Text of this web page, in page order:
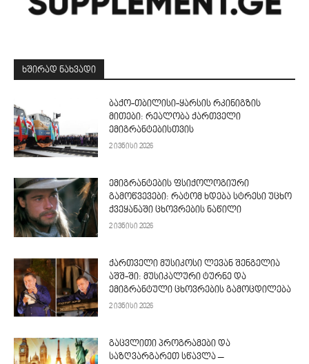
ᲮᲨᲘᲠᲐᲓ ᲜᲐᲮᲕᲐᲓᲘ
ბაქო-თბილისი-ყარსის რკინიგზის
მითები: რეალობა ქართველი
ემიგრანტებისთვის
2 ივნისი 2026
ემიგრანტების ფსიქოლოგიური
გამოწვევები: რატომ ხდება სტრესი უცხო
ქვეყანაში ცხოვრების ნაწილი
2 ივნისი 2026
ქართველი მუსიკოსი ლევან შენგელია
აშშ-ში: მუსიკალური ტურნე და
ემიგრანტული ცხოვრების გამოცდილება
2 ივნისი 2026
გაცვლითი პროგრამები და
საზღვარგარეთ სწავლა –